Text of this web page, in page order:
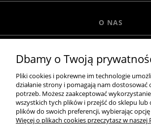
O NAS
MOROWO
WSZELKIE PRAWA ZASTRZEŻONE
realizacja:
Dbamy o Twoją
Pliki cookies i pokrewne im technologie
działanie strony i pomagają nam dostosować
potrzeb. Możesz zaakceptować
wszystkich tych plików i przejść do sklepu lub
plików do swoich preferencji, wybierając
Więcej o plikach cookies przeczytasz w naszej